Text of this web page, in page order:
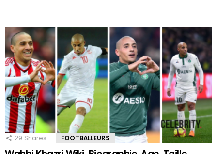
29 Shares FOOTBALLEURS